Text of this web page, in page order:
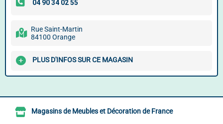
Rue Saint-Martin
84100 Orange
PLUS D'INFOS SUR CE MAGASIN
Magasins de Meubles et Décoration de France